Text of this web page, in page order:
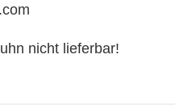
nicht lieferbar!